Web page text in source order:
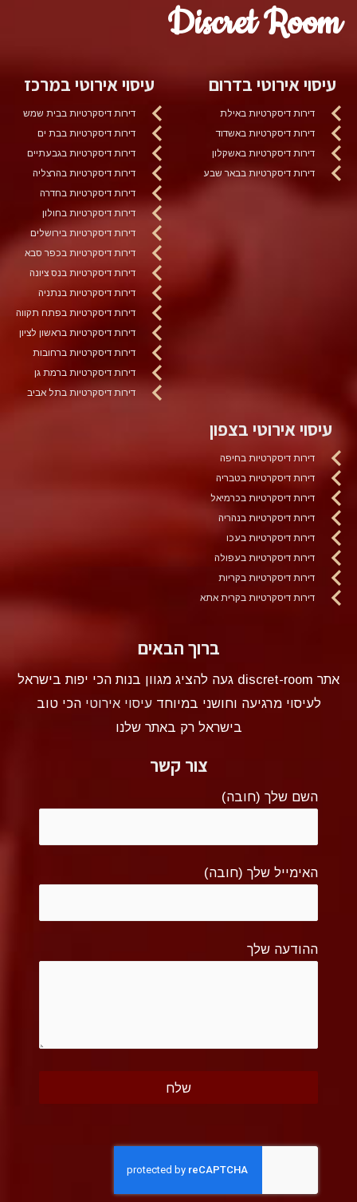
Discret Room
עיסוי אירוטי בדרום
דירות דיסקרטיות באילת
דירות דיסקרטיות באשדוד
דירות דיסקרטיות באשקלון
דירות דיסקרטיות בבאר שבע
עיסוי אירוטי במרכז
דירות דיסקרטיות בבית שמש
דירות דיסקרטיות בבת ים
דירות דיסקרטיות בגבעתיים
דירות דיסקרטיות בהרצליה
דירות דיסקרטיות בחדרה
דירות דיסקרטיות בחולון
דירות דיסקרטיות בירושלים
דירות דיסקרטיות בכפר סבא
דירות דיסקרטיות בנס ציונה
דירות דיסקרטיות בנתניה
דירות דיסקרטיות בפתח תקווה
דירות דיסקרטיות בראשון לציון
דירות דיסקרטיות ברחובות
דירות דיסקרטיות ברמת גן
דירות דיסקרטיות בתל אביב
עיסוי אירוטי בצפון
דירות דיסקרטיות בחיפה
דירות דיסקרטיות בטבריה
דירות דיסקרטיות בכרמיאל
דירות דיסקרטיות בנהריה
דירות דיסקרטיות בעכו
דירות דיסקרטיות בעפולה
דירות דיסקרטיות בקריות
דירות דיסקרטיות בקרית אתא
ברוך הבאים
אתר discret-room געה להציג מגוון בנות הכי יפות בישראל
לעיסוי מרגיעה וחושני במיוחדעיסוי אירוטי הכי טוב
בישראל רק באתר שלנו
צור קשר
השם שלך (חובה)
האימייל שלך (חובה)
ההודעה שלך